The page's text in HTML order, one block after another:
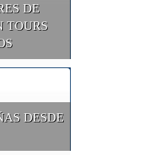
DE
TOURS
DESDE